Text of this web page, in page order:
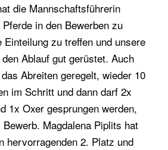
die Mannschaftsführerin
in den Bewerben zu
Einteilung zu treffen und unsere
Ablauf gut gerüstet. Auch
Abreiten geregelt, wieder 10
im Schritt und dann darf 2x
1x Oxer gesprungen werden,
Magdalena Piplits hat
hervorragenden 2. Platz und